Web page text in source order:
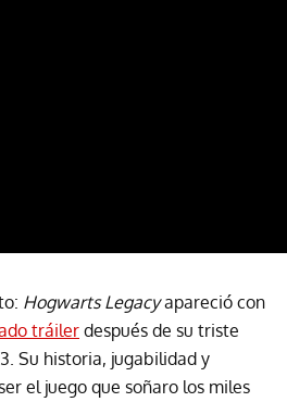
Hogwarts Legacyapareció con
tráiler después de su triste
Su historia, jugabilidad y
el juego que soñaro los miles